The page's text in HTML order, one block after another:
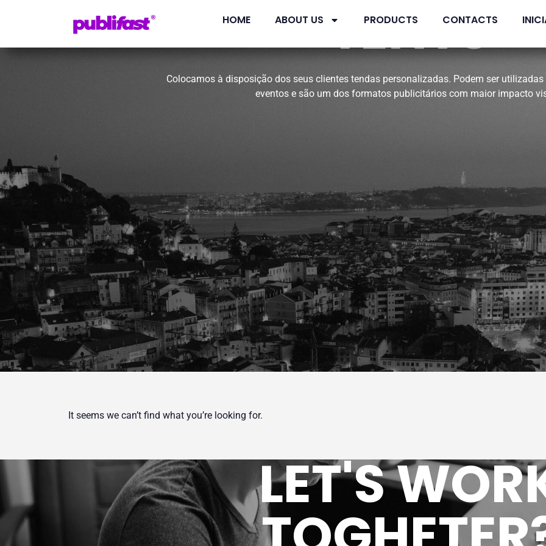
HOME ABOUT US PRODUCTS CONTACTS
TENTS
Colocamos à disposição dos seus clientes tendas personalizadas. Podem ser
eventos e são um dos formatos publicitários com maior impacto
It seems we can’t find what you’re looking for.
LET'S